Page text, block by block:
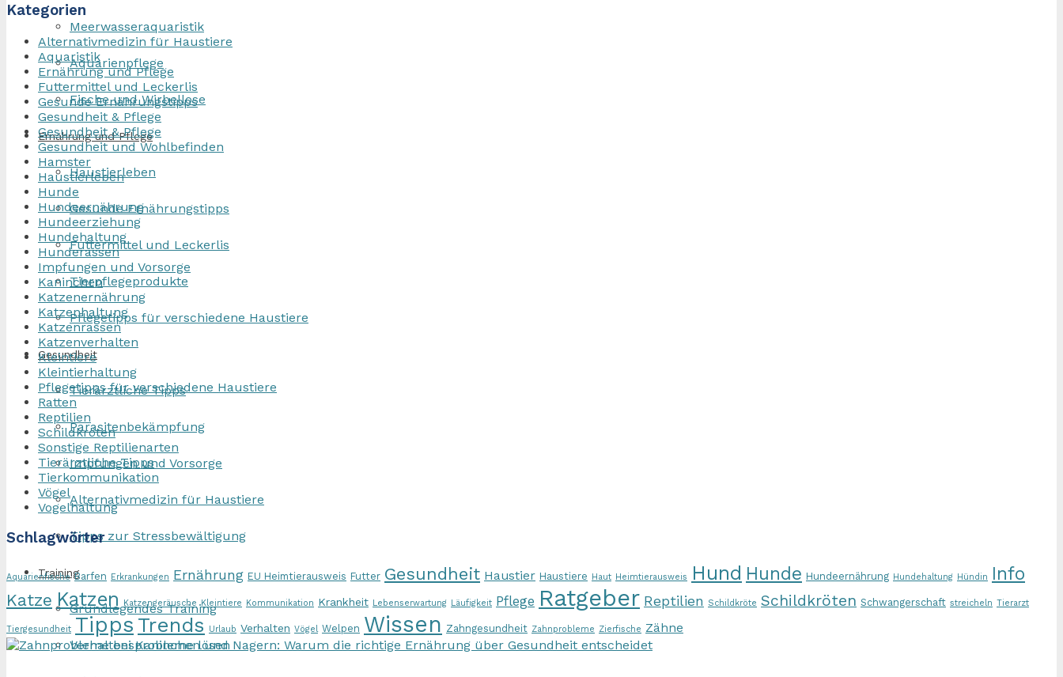
Meerwasseraquaristik
Aquarienpflege
Fische und Wirbellose
Ernährung und Pflege
Haustierleben
Gesunde Ernährungstipps
Futtermittel und Leckerlis
Tierpflegeprodukte
Pflegetipps für verschiedene Haustiere
Gesundheit
Tierärztliche Tipps
Parasitenbekämpfung
Impfungen und Vorsorge
Alternativmedizin für Haustiere
Tipps zur Stressbewältigung
Training
Grundlegendes Training
Verhaltensprobleme lösen
Kategorien
Alternativmedizin für Haustiere
Aquaristik
Ernährung und Pflege
Futtermittel und Leckerlis
Gesunde Ernährungstipps
Gesundheit & Pflege
Gesundheit & Pflege
Gesundheit und Wohlbefinden
Hamster
Haustierleben
Hunde
Hundeernährung
Hundeerziehung
Hundehaltung
Hunderassen
Impfungen und Vorsorge
Kaninchen
Katzenernährung
Katzenhaltung
Katzenrassen
Katzenverhalten
Kleintiere
Kleintierhaltung
Pflegetipps für verschiedene Haustiere
Ratten
Reptilien
Schildkröten
Sonstige Reptilienarten
Tierärztliche Tipps
Tierkommunikation
Vögel
Vogelhaltung
Schlagwörter
Aquarienfische Barfen Erkrankungen Ernährung EU Heimtierausweis Futter Gesundheit Haustier Haustiere Haut Heimtierausweis Hund Hunde Hundeernährung Hundehaltung Hündin Info
Katze Katzen Katzengeräusche Kleintiere Kommunikation Krankheit Lebenserwartung Läufigkeit Pflege Ratgeber Reptilien Schildkröte Schildkröten Schwangerschaft streicheln Tierarzt
Tiergesundheit Tipps Trends Urlaub Verhalten Vögel Welpen Wissen Zahngesundheit Zahnprobleme Zierfische Zähne